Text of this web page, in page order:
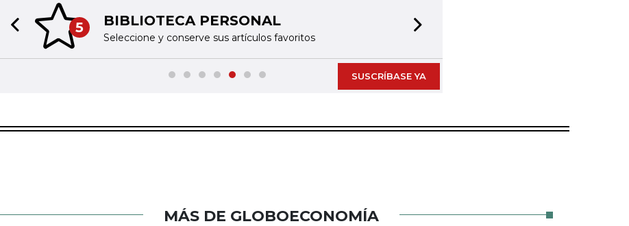
5 BIBLIOTECA PERSONAL
Seleccione y conserve sus artículos favoritos
Previous slide
SUSCRÍBASE YA
MÁS DE GLOBOECONOMÍA